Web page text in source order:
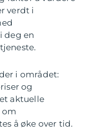
verdt i
deg en
i området:
og
aktuelle
om
å øke over tid.